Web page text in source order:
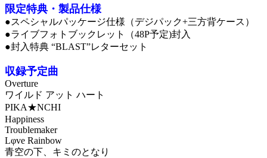
限定特典・製品仕様
●スペシャルパッケージ仕様（デジパック+三方背ケース）
●ライブフォトブックレット（48P予定)封入
●封入特典 “BLAST”レターセット
収録予定曲
Overture
ワイルド アット ハート
PIKA★NCHI
Happiness
Troublemaker
Lφve Rainbow
青空の下、キミのとなり